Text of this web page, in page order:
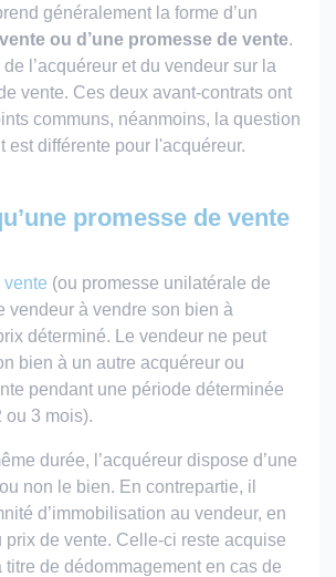
généralement la forme d’un
ou d’une promesse de vente.
de l’acquéreur et du vendeur sur la
vente. Ces deux avant-contrats ont
communs, néanmoins, la question
est différente pour l'acquéreur.
promesse de vente
vente (ou promesse unilatérale de
vendeur à vendre son bien à
déterminé. Le vendeur ne peut
bien à un autre acquéreur ou
pendant une période déterminée
ou 3 mois).
durée, l’acquéreur dispose d’une
non le bien. En contrepartie, il
d’immobilisation au vendeur, en
prix de vente. Celle-ci reste acquise
titre de dédommagement en cas de